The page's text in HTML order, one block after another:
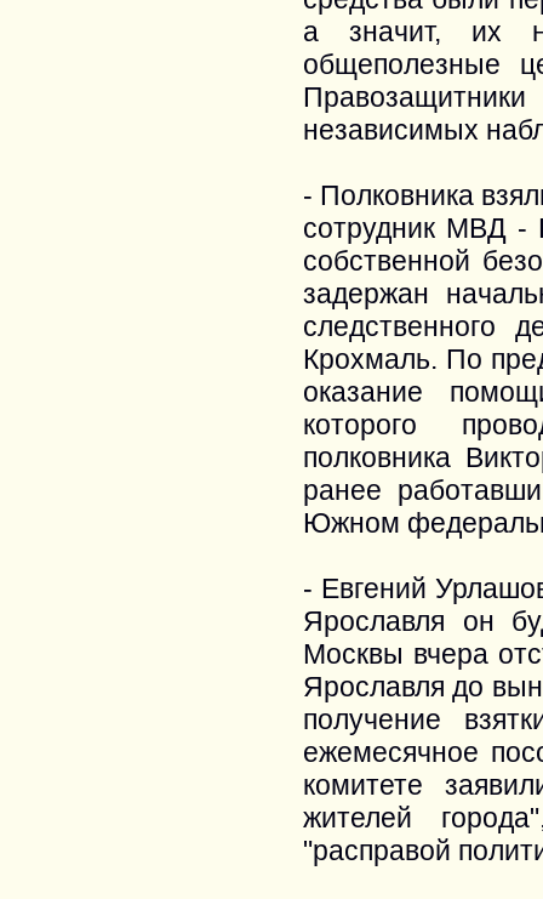
а значит, их
общеполезные
независимых
- Полковника
сотрудник МВД -
собственной
задержан
следственного
Крохмаль. По
оказание
которого
полковника
ранее
Южном
- Евгений
Ярославля он
Москвы вчера
Ярославля до
получение
ежемесячное
комитете
жителей
"расправой